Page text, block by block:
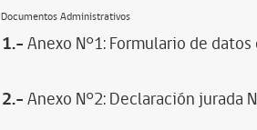
Documentos Administrativos
1.-Anexo N°1: Formulario de
2.-Anexo N°2: Declaración jurada